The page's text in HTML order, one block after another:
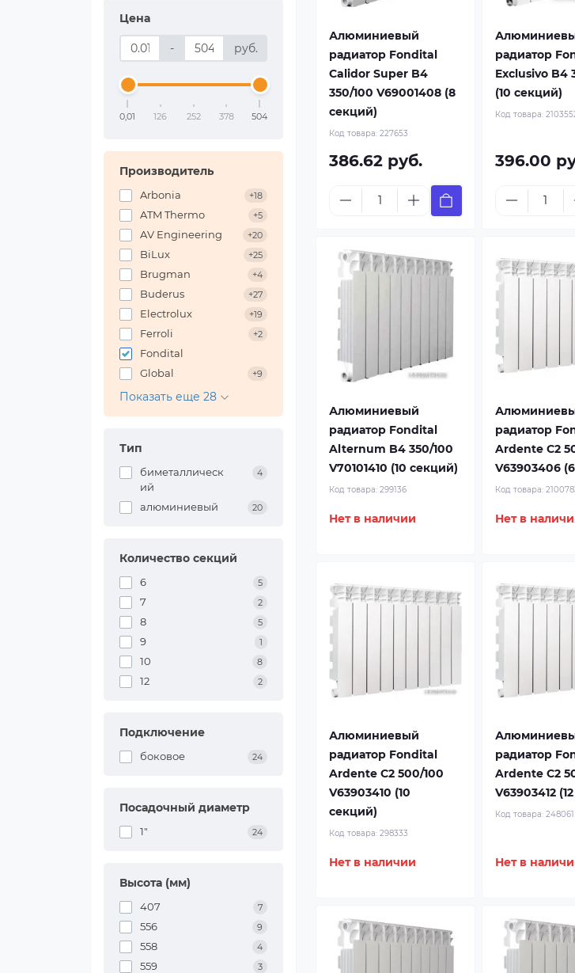
Цена
- руб.
0,01 126 252 378 504
Производитель
Arbonia +18
ATM Thermo +5
AV Engineering +20
BiLux +25
Brugman +4
Buderus +27
Electrolux +19
Ferroli +2
Fondital
Global
+9
Показать еще 28
Тип
биметаллическ
ий
4
алюминиевый 20
Количество секций
6 5
7 2
8 5
9 1
10 8
12 2
Подключение
боковое 24
Посадочный диаметр
1" 24
Высота (мм)
407 7
556 9
558 4
559 3
Алюминиевый
радиатор Fondital
Calidor Super B4
350/100 V69001408 (8
секций)
Код товара: 227653
386.62 руб.
радиатор
Exclusivo B4
(10 секций)
Код товара:
396.00
Алюминиевый
радиатор Fondital
Alternum B4 350/100
V70101410 (10 секций)
Код товара: 299136
Нет в наличии
радиатор
Ardente C2
V63903406
Код товара:
Нет в
Алюминиевый
радиатор Fondital
Ardente C2 500/100
V63903410 (10
секций)
Код товара: 298333
Нет в наличии
радиатор
Ardente C2
V63903412
Код товара: 248061
Нет в